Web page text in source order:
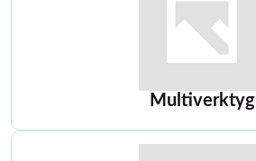
Multiverktyg